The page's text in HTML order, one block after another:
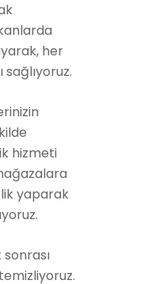
her
sağlıyoruz.
hizmeti
yaparak